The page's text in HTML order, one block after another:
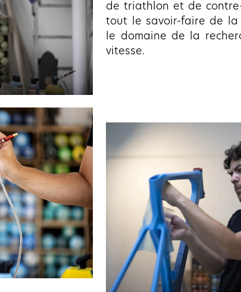
de triathlon et de
tout le savoir-faire de la
le domaine de la
vitesse.